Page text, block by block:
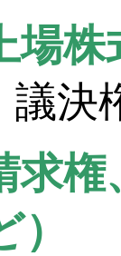
株
議決
権